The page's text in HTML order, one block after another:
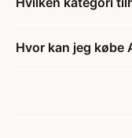
Hvor kan jeg købe